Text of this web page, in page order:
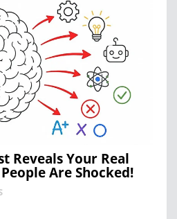
Reveals Your Real
Are Shocked!